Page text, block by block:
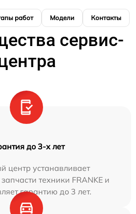
работ Модели Контакты
сервис-
до 3-х лет
центр устанавливает
техники FRANKE и
гарантию до 3 лет.